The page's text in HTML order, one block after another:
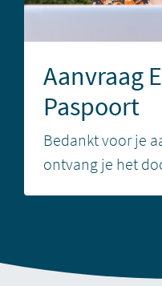
Aanvraag
Paspoort
Bedankt voor je
ontvang je het